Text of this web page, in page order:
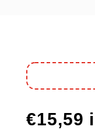
€15,59